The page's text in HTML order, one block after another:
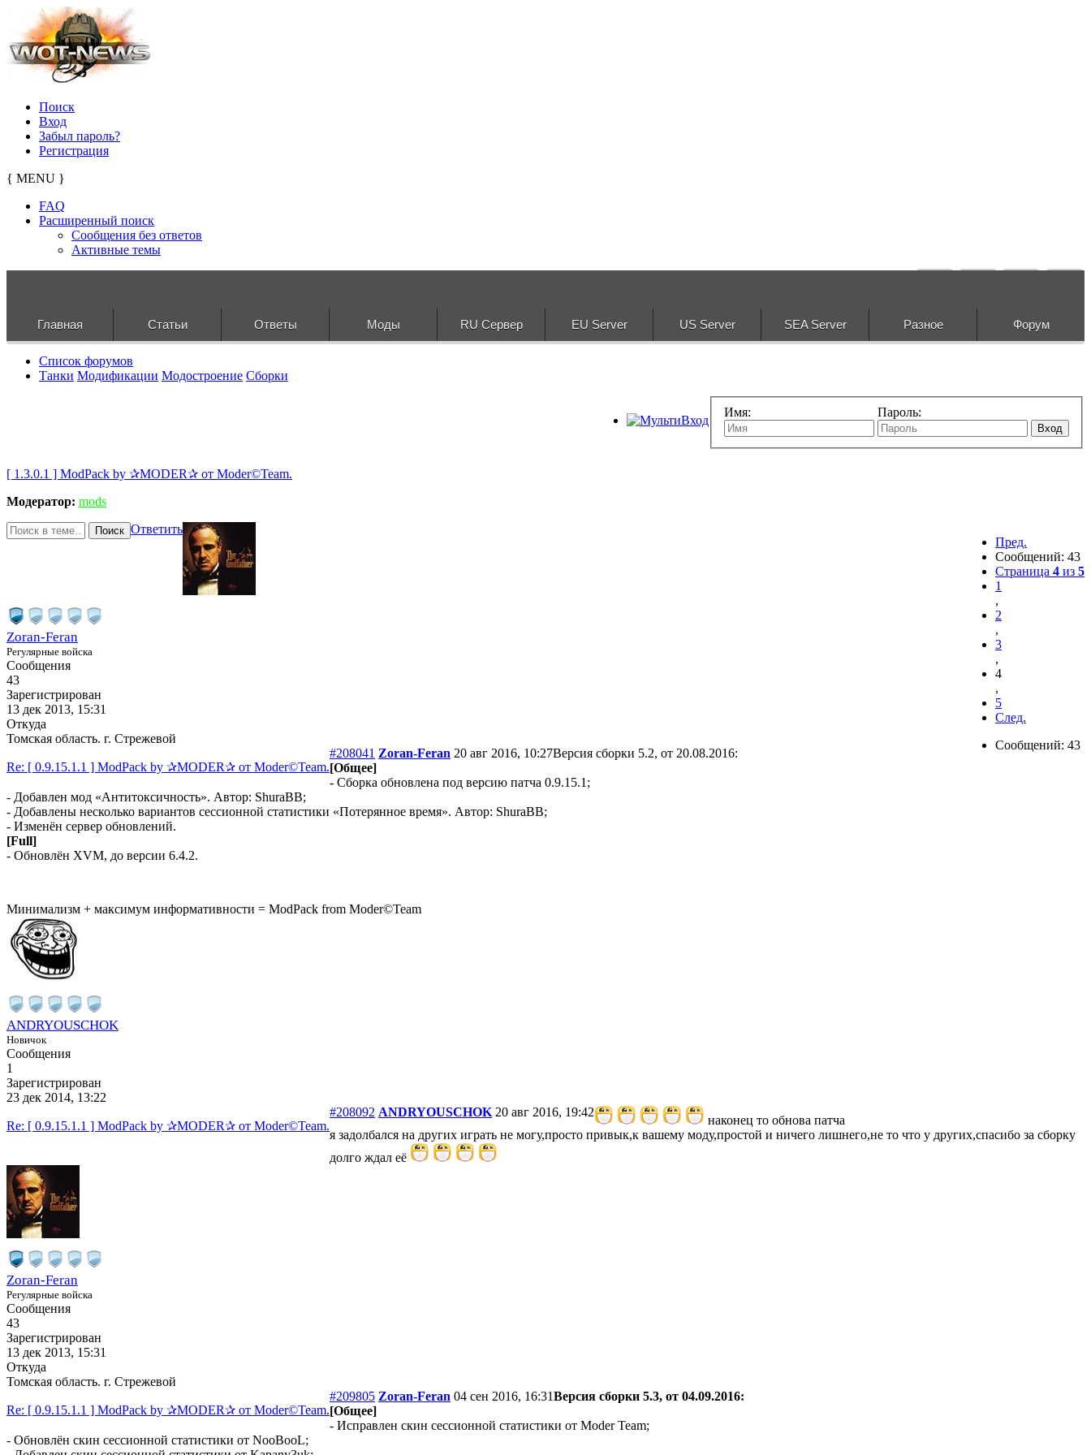
Поиск
Вход
Забыл пароль?
Регистрация
{ MENU }
FAQ
Расширенный поиск
Сообщения без ответов
Активные темы
Главная Статьи Ответы Моды RU Сервер EU Server US Server SEA Server Разное Форум
Список форумов
Танки Модификации Модостроение Сборки
Имя: Пароль:
Вход
[ 1.3.0.1 ] ModPack by ✰MODER✰ от Moder©Team.
Модератор: mods
Пред.
Сообщений: 43
Страница 4 из 5
1
,
2
,
3
,
4
,
5
След.
Сообщений: 43
Поиск Ответить
Zoran-Feran
Регулярные войска
Сообщения
43
Зарегистрирован
13 дек 2013, 15:31
Откуда
Томская область. г. Стрежевой
Re: [ 0.9.15.1.1 ] ModPack by ✰MODER✰ от Moder©Team.
#208041 Zoran-Feran 20 авг 2016, 10:27Версия сборки 5.2, от 20.08.2016:
[Общее]
- Сборка обновлена под версию патча 0.9.15.1;
- Добавлен мод «Антитоксичность». Автор: ShuraBB;
- Добавлены несколько вариантов сессионной статистики «Потерянное время». Автор: ShuraBB;
- Изменён сервер обновлений.
[Full]
- Обновлён XVM, до версии 6.4.2.
Минимализм + максимум информативности = ModPack from Moder©Team
ANDRYOUSCHOK
Новичок
Сообщения
1
Зарегистрирован
23 дек 2014, 13:22
Re: [ 0.9.15.1.1 ] ModPack by ✰MODER✰ от Moder©Team.
#208092 ANDRYOUSCHOK 20 авг 2016, 19:42
наконец то обнова патча
я задолбался на других играть не могу,просто привык,к вашему моду,простой и ничего лишнего,не то что у других,спасибо за сборку
долго ждал её
Zoran-Feran
Регулярные войска
Сообщения
43
Зарегистрирован
13 дек 2013, 15:31
Откуда
Томская область. г. Стрежевой
Re: [ 0.9.15.1.1 ] ModPack by ✰MODER✰ от Moder©Team.
#209805 Zoran-Feran 04 сен 2016, 16:31Версия сборки 5.3, от 04.09.2016:
[Общее]
- Исправлен скин сессионной статистики от Moder Team;
- Обновлён скин сессионной статистики от NooBooL;